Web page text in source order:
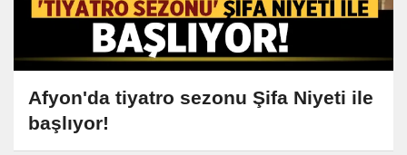
Afyon'da tiyatro sezonu Şifa Niyeti ile
başlıyor!